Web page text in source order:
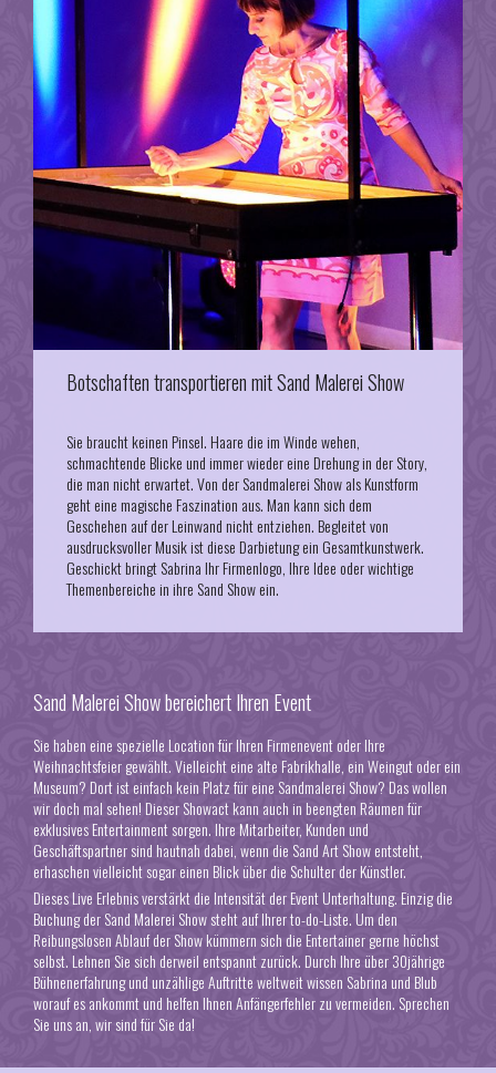
Botschaften transportieren mit Sand Malerei Show
Sie braucht keinen Pinsel. Haare die im Winde wehen,
schmachtende Blicke und immer wieder eine Drehung in der Story,
die man nicht erwartet. Von der Sandmalerei Show als Kunstform
geht eine magische Faszination aus. Man kann sich dem
Geschehen auf der Leinwand nicht entziehen. Begleitet von
ausdrucksvoller Musik ist diese Darbietung ein Gesamtkunstwerk.
Geschickt bringt Sabrina Ihr Firmenlogo, Ihre Idee oder wichtige
Themenbereiche in ihre Sand Show ein.
Sand Malerei Show bereichert Ihren Event
Sie haben eine spezielle Location für IhrenFirmenevent oder Ihre
Weihnachtsfeiergewählt. Vielleicht eine alte Fabrikhalle, ein Weingut oder ein
Museum? Dort ist einfach kein Platz für eine Sandmalerei Show? Das wollen
wir doch mal sehen! Dieser Showact kann auch in beengten Räumen für
exklusives Entertainment sorgen. Ihre Mitarbeiter, Kunden und
Geschäftspartner sind hautnah dabei, wenn die Sand Art Show entsteht,
erhaschen vielleicht sogar einen Blick über die Schulter der Künstler.
Dieses Live Erlebnis verstärkt die Intensität der Event Unterhaltung. Einzig die
Buchung der Sand Malerei Show steht auf Ihrer to-do-Liste.Um den
Reibungslosen Ablauf der Show kümmern sich die Entertainergerne höchst
selbst. Lehnen Sie sich derweil entspannt zurück. Durch Ihre über 30jährige
Bühnenerfahrung und unzählige Auftritte weltweit wissen Sabrina und Blub
worauf es ankommt und helfen Ihnen Anfängerfehler zu vermeiden. Sprechen
Sie uns an, wir sind für Sie da!